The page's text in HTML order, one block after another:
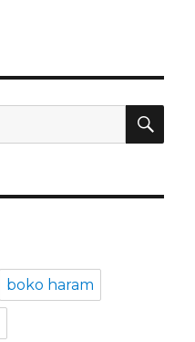
boko haram